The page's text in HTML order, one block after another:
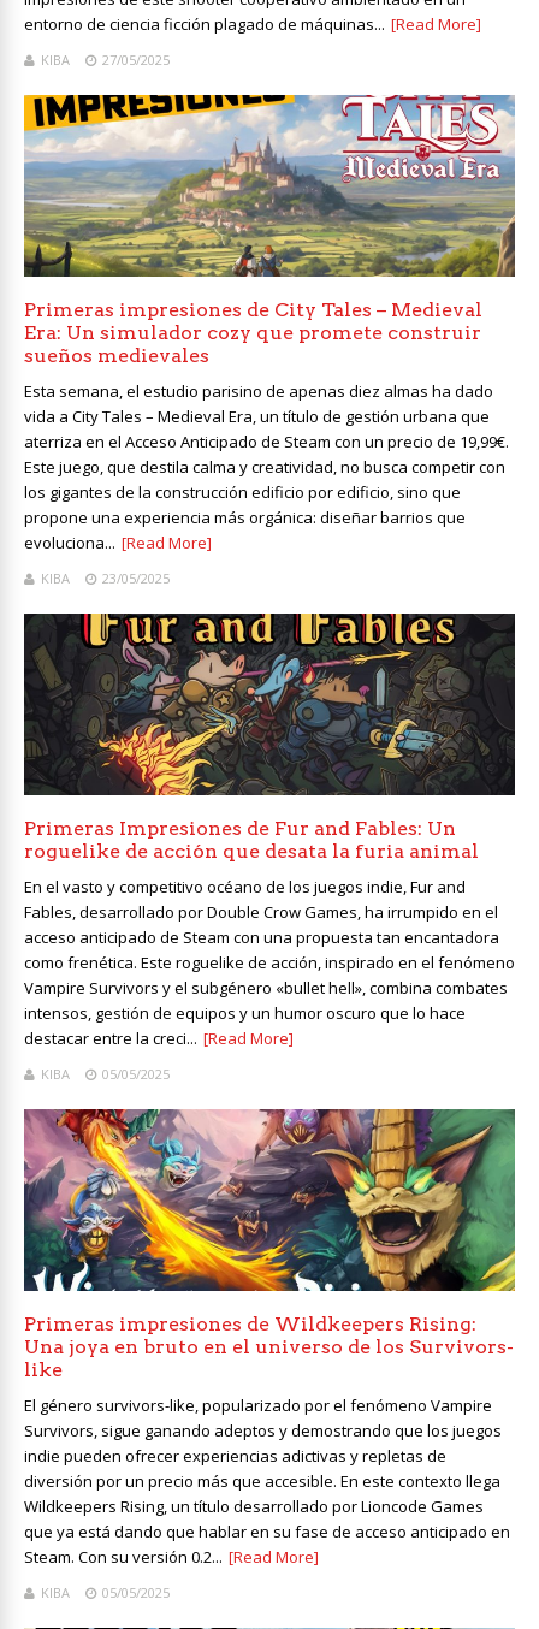
entorno de ciencia ficción plagado de máquinas... [Read More]
KIBA 27/05/2025
Primeras impresiones de City Tales – Medieval
Era: Un simulador cozy que promete construir
sueños medievales
Esta semana, el estudio parisino de apenas diez almas ha dado
vida a City Tales – Medieval Era, un título de gestión urbana que
aterriza en el Acceso Anticipado de Steam con un precio de 19,99€.
Este juego, que destila calma y creatividad, no busca competir con
los gigantes de la construcción edificio por edificio, sino que
propone una experiencia más orgánica: diseñar barrios que
evoluciona... [Read More]
KIBA 23/05/2025
Primeras Impresiones de Fur and Fables: Un
roguelike de acción que desata la furia animal
En el vasto y competitivo océano de los juegos indie, Fur and
Fables, desarrollado por Double Crow Games, ha irrumpido en el
acceso anticipado de Steam con una propuesta tan encantadora
como frenética. Este roguelike de acción, inspirado en el fenómeno
Vampire Survivors y el subgénero «bullet hell», combina combates
intensos, gestión de equipos y un humor oscuro que lo hace
destacar entre la creci... [Read More]
KIBA 05/05/2025
Primeras impresiones de Wildkeepers Rising:
Una joya en bruto en el universo de los Survivors-
like
El género survivors-like, popularizado por el fenómeno Vampire
Survivors, sigue ganando adeptos y demostrando que los juegos
indie pueden ofrecer experiencias adictivas y repletas de
diversión por un precio más que accesible. En este contexto llega
Wildkeepers Rising, un título desarrollado por Lioncode Games
que ya está dando que hablar en su fase de acceso anticipado en
Steam. Con su versión 0.2... [Read More]
KIBA 05/05/2025